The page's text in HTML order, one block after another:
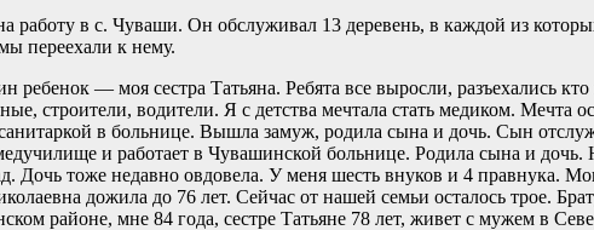
работу в с. Чуваши. Он обслуживал 13 деревень, в каждой из
переехали к нему.
ребенок — моя сестра Татьяна. Ребята все выросли, разъехались
строители, водители. Я с детства мечтала стать медиком. Мечта
в больнице. Вышла замуж, родила сына и дочь. Сын
и работает в Чувашинской больнице. Родила сына и дочь.
Дочь тоже недавно овдовела. У меня шесть внуков и 4 правнука.
дожила до 76 лет. Сейчас от нашей семьи осталось трое.
районе, мне 84 года, сестре Татьяне 78 лет, живет с мужем в